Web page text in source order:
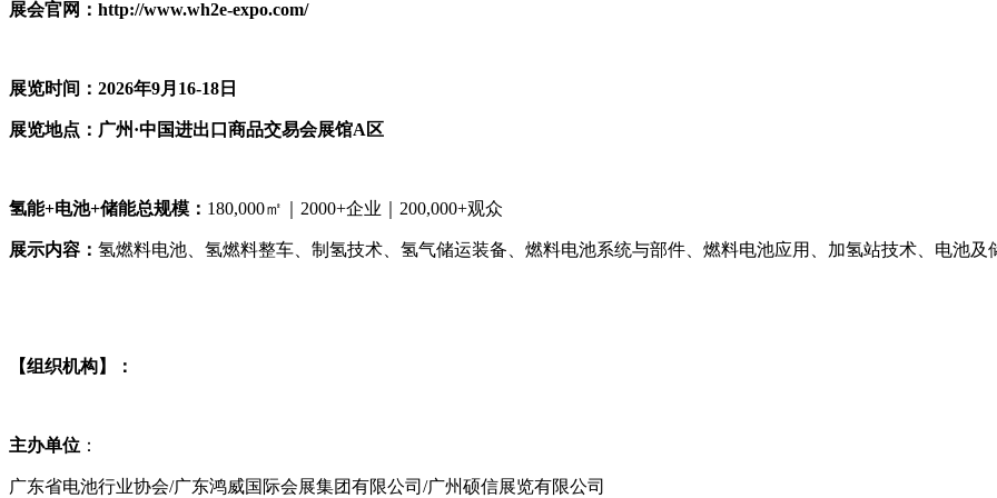
展会官网：http://www.wh2e-expo.com/
展览时间：2026年9月16-18日
展览地点：广州·中国进出口商品交易会展馆A区
氢能+电池+储能总规模： 180,000㎡｜2000+企业｜200,000+观众
展示内容： 氢燃料电池、氢燃料整车、制氢技术、氢气储运装备、燃料电池系统与部件、燃料电池应用、加氢站技术、电池及
【组织机构】：
主办单位 ：
广东省电池行业协会/广东鸿威国际会展集团有限公司/广州硕信展览有限公司